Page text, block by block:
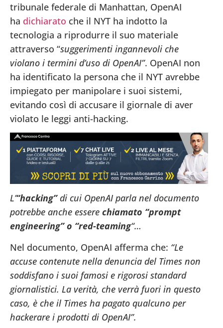
tribunale federale di Manhattan, OpenAI
ha dichiarato che il NYT ha indotto la
tecnologia a riprodurre il suo materiale
attraverso “suggerimenti ingannevoli che
violano i termini d’uso di OpenAI”. OpenAI non
ha identificato la persona che il NYT avrebbe
impiegato per manipolare i suoi sistemi,
evitando così di accusare il giornale di aver
violato le leggi anti-hacking.
L’“hacking”di cui OpenAI parla nel documento
potrebbe anche essere chiamato “prompt
engineering” o “red-teaming“…
Nel documento, OpenAI afferma che: “Le
accuse contenute nella denuncia del Times non
soddisfano i suoi famosi e rigorosi standard
giornalistici. La verità, che verrà fuori in questo
caso, è che il Times ha pagato qualcuno per
hackerare i prodotti di OpenAI”.